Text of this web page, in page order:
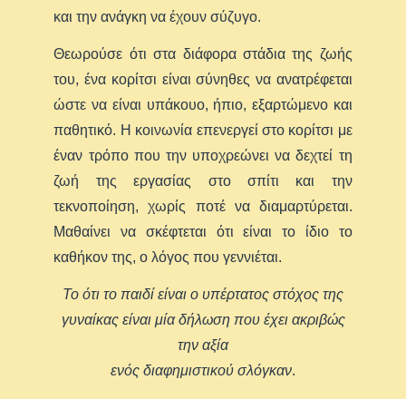
και την ανάγκη να έχουν σύζυγο.
Θεωρούσε ότι στα διάφορα στάδια της ζωής
του, ένα κορίτσι είναι σύνηθες να ανατρέφεται
ώστε να είναι υπάκουο, ήπιο, εξαρτώμενο και
παθητικό. Η κοινωνία επενεργεί στο κορίτσι με
έναν τρόπο που την υποχρεώνει να δεχτεί τη
ζωή της εργασίας στο σπίτι και την
τεκνοποίηση, χωρίς ποτέ να διαμαρτύρεται.
Μαθαίνει να σκέφτεται ότι είναι το ίδιο το
καθήκον της, ο λόγος που γεννιέται.
Το ότι το παιδί είναι ο υπέρτατος στόχος της
γυναίκας είναι μία δήλωση που έχει ακριβώς
την αξία
ενός διαφημιστικού σλόγκαν.